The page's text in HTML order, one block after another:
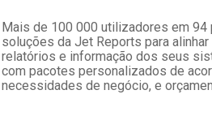
Mais de 100 000 utilizadores em
soluções da Jet Reports para
relatórios e informação dos seus
com pacotes personalizados de
necessidades de negócio, e